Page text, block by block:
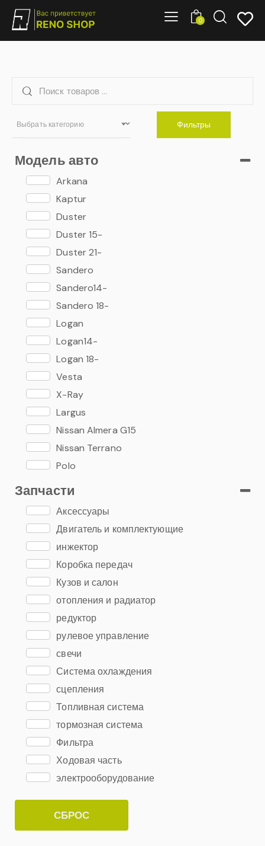
0
Выбрать категорию Фильтры
Модель авто
Arkana
Kaptur
Duster
Duster 15-
Duster 21-
Sandero
Sandero14-
Sandero 18-
Logan
Logan14-
Logan 18-
Vesta
X-Ray
Largus
Nissan Almera G15
Nissan Terrano
Polo
Запчасти
Аксессуары
Двигатель и комплектующие
инжектор
Коробка передач
Кузов и салон
отопления и радиатор
редуктор
рулевое управление
свечи
Система охлаждения
сцепления
Топливная система
тормозная система
Фильтра
Ходовая часть
электрооборудование
СБРОС